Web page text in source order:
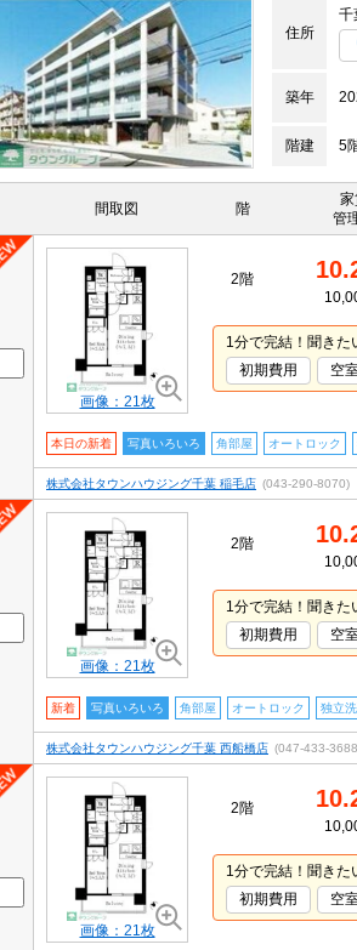
住所
千
築年
階建 5
間取図 階
家
管
画像：21枚
2階
1分で完結！聞きた
初期費用
空
本日の新着 写真いろいろ 角部屋 オートロック
株式会社タウンハウジング千葉 稲毛店 (043-290-8070)
画像：21枚
2階
1分で完結！聞きた
初期費用
空
新着 写真いろいろ 角部屋 オートロック 独立
株式会社タウンハウジング千葉 西船橋店 (047-433-
画像：21枚
2階
1分で完結！聞きた
初期費用
空